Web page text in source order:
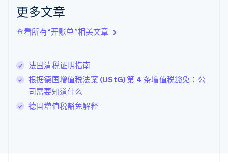
更多文章
查看所有“开账单”相关文章
法国清税证明指南
根据德国增值税法案 (UStG) 第 4 条增值税豁免：公
司需要知道什么
德国增值税豁免解释
克罗地亚
EnglishItaliano
拉脱维亚
English
列支敦士登
DeutschEnglish
卢森堡
Français Deutsch
罗马尼亚